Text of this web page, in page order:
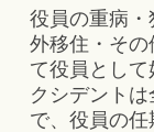
役員の重病
外移住・そ
て役員とし
クシデント
で、役員の任